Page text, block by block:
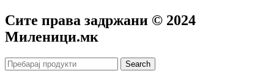
Сите права задржани © 2024
Mиленици.мк
Search